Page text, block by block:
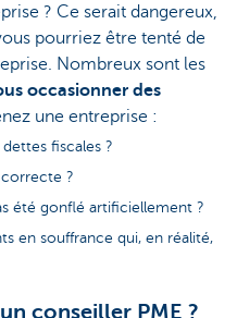
? Ce serait dangereux,
pourriez être tenté de
Nombreux sont les
occasionner des
une entreprise :
fiscales ?
correcte ?
été gonflé artificiellement ?
en souffrance qui, en réalité,
conseiller PME ?